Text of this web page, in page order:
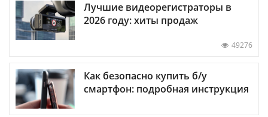
Лучшие видеорегистраторы в
2026 году: хиты продаж
49276
Как безопасно купить б/у
смартфон: подробная инструкция